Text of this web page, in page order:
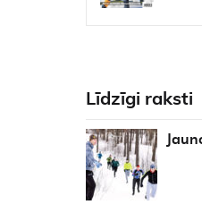
Līdzīgi raksti